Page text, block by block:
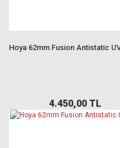
Hoya 62mm Fusion Antistatic
4.450,00 TL